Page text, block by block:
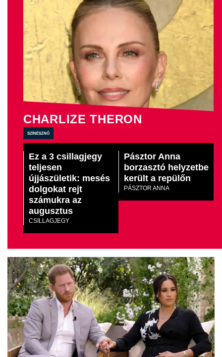
CHARLIZE THERON
színésznő
Ez a 3 csillagjegy
teljesen
újjászületik: mesés
dolgokat rejt
számukra az
augusztus
CSILLAGJEGY
Pásztor Anna
borzasztó helyzetbe
került a repülőn
PÁSZTOR ANNA